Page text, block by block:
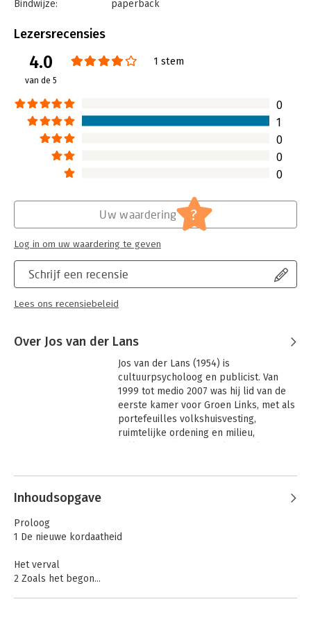
Bindwijze:
paperback
Uitgever:
Verschijningsdatum:
3-12-2016
Hoofdrubriek:
Lezersrecensies
4.0
van de 5
1 stem
0
1
0
0
0
Schrijf een recensie
Lees ons recensiebeleid
Uw waardering ?
Log in om uw waardering te geven
Over Jos van der Lans
Jos van der Lans (1954) is
cultuurpsycholoog en publicist. Van
1999 tot medio 2007 was hij lid van de
eerste kamer voor Groen Links, met als
portefeuilles volkshuisvesting,
ruimtelijke ordening en milieu,
Inhoudsopgave
Proloog
1 De nieuwe kordaatheid
Het verval
2 Zoals het begon...